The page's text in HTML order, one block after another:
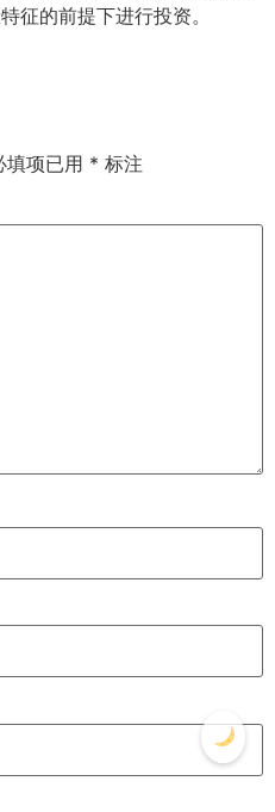
征的前提下进行投资。
填项已用 * 标注